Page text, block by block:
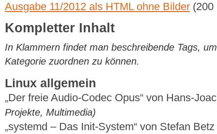
Ausgabe 11/2012 als HTML ohne Bilder (200
Kompletter Inhalt
In Klammern findet man beschreibende Tags,
Kategorie zuordnen zu können.
Linux allgemein
„Der freie Audio-Codec Opus“ von Hans-
Projekte, Multimedia)
„systemd – Das Init-System“ von Stefan Betz